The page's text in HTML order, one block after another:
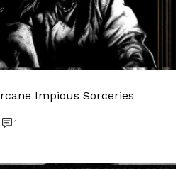
Impious Sorceries
1